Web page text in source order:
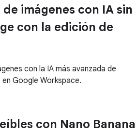
imágenes con IA sin
con la edición de
con la IA más avanzada de
Google Workspace.
con Nano Banana